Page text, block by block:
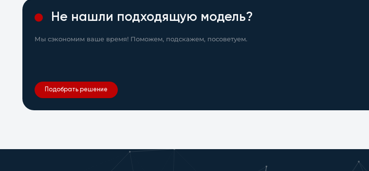
Не нашли подходящую модель?
Мы сэкономим ваше время! Поможем, подскажем, посоветуем.
Подобрать решение